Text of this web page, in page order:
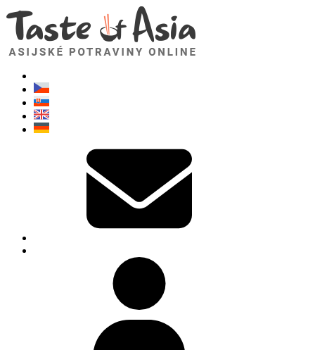
TasteOfAsia.cz
Neváhejte se zeptat. Jsem tady pro vás!